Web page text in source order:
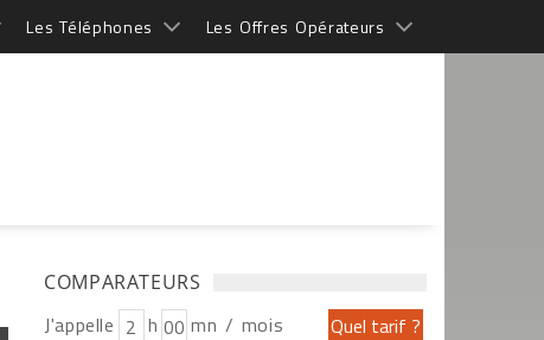
Les Téléphones Les Offres Opérateurs
COMPARATEURS
J'appelle h
mn / mois